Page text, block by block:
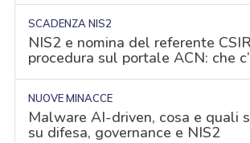
SCADENZA NIS2
NIS2 e nomina del referente
procedura sul portale ACN: che
NUOVE MINACCE
Malware AI-driven, cosa e quali
su difesa, governance e NIS2